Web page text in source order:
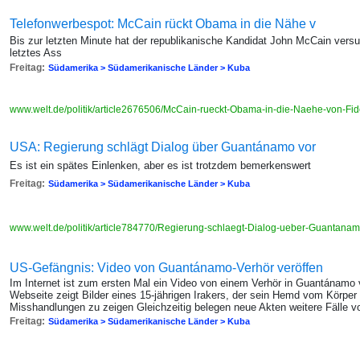
Telefonwerbespot: McCain rückt Obama in die Nähe v
Bis zur letzten Minute hat der republikanische Kandidat John McCain
letztes Ass
Freitag: Südamerika > Südamerikanische Länder > Kuba
www.welt.de/politik/article2676506/McCain-rueckt-Obama-in-die-Naehe-von-
USA: Regierung schlägt Dialog über Guantánamo vor
Es ist ein spätes Einlenken, aber es ist trotzdem bemerkenswert
Freitag: Südamerika > Südamerikanische Länder > Kuba
www.welt.de/politik/article784770/Regierung-schlaegt-Dialog-ueber-
US-Gefängnis: Video von Guantánamo-Verhör veröffen
Im Internet ist zum ersten Mal ein Video von einem Verhör in
Webseite zeigt Bilder eines 15-jährigen Irakers, der sein Hemd vom
Misshandlungen zu zeigen Gleichzeitig belegen neue Akten weitere Fälle
Freitag: Südamerika > Südamerikanische Länder > Kuba